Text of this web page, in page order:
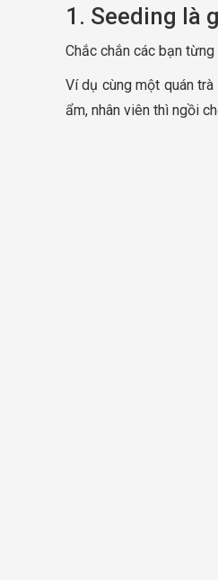
1. Seeding là
Chắc chắn các bạn
Ví dụ cùng một quán
ẩm, nhân viên thì ngồi